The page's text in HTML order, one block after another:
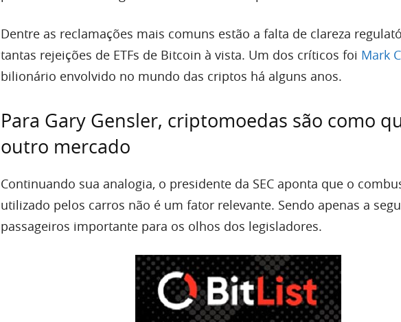
Dentre as reclamações mais comuns estão a falta de clareza
tantas rejeições de ETFs de Bitcoin à vista. Um dos críticos foi Mark
bilionário envolvido no mundo das criptos há alguns anos.
Para Gary Gensler, criptomoedas são como
outro mercado
Continuando sua analogia, o presidente da SEC aponta que o
utilizado pelos carros não é um fator relevante. Sendo apenas a
passageiros importante para os olhos dos legisladores.